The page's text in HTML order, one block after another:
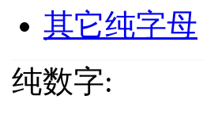
其它纯字母
纯数字: